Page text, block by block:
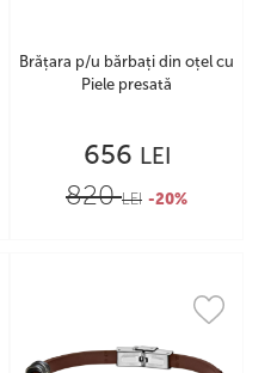
Brățara p/u bărbați din oțel cu
Piele presată
656 LEI
820LEI -20%